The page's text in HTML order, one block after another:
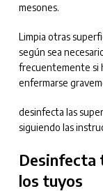
mesones.
Limpia otras
según sea
frecuentemente si
enfermarse
desinfecta las
siguiendo las
Desinfecta
los tuyos